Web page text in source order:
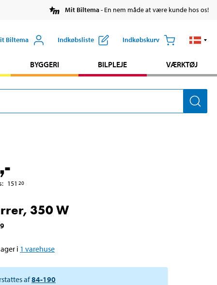
Mit Biltema- En nem måde at være kunde hos os!
Biltema Indkøbsliste Indkøbskurv
BYGGERI BILPLEJE VÆRKTØJ
,-
: 151 20
350 W
i 1 varehuse
af84-190